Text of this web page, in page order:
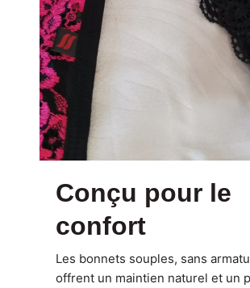
Conçu pour le
confort
Les bonnets souples, sans
offrent un maintien naturel et un